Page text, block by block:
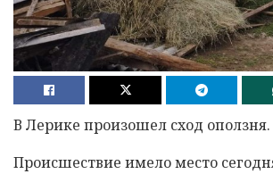
В Лерике произошел сход оползня.
Происшествие имело место